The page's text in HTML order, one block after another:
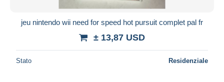
jeu nintendo wii need for speed hot pursuit complet pal fr
± 13,87 USD
Stato Residenziale